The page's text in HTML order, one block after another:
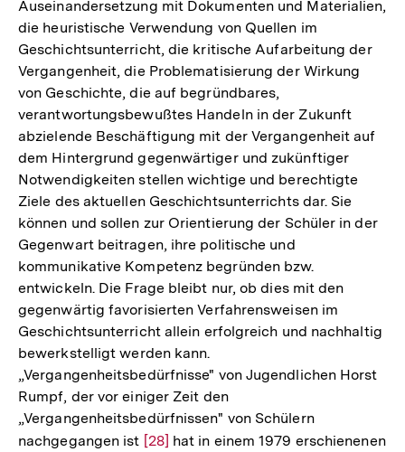
Auseinandersetzung mit Dokumenten und Materialien,
die heuristische Verwendung von Quellen im
Geschichtsunterricht, die kritische Aufarbeitung der
Vergangenheit, die Problematisierung der Wirkung
von Geschichte, die auf begründbares,
verantwortungsbewußtes Handeln in der Zukunft
abzielende Beschäftigung mit der Vergangenheit auf
dem Hintergrund gegenwärtiger und zukünftiger
Notwendigkeiten stellen wichtige und berechtigte
Ziele des aktuellen Geschichtsunterrichts dar. Sie
können und sollen zur Orientierung der Schüler in der
Gegenwart beitragen, ihre politische und
kommunikative Kompetenz begründen bzw.
entwickeln. Die Frage bleibt nur, ob dies mit den
gegenwärtig favorisierten Verfahrensweisen im
Geschichtsunterricht allein erfolgreich und nachhaltig
bewerkstelligt werden kann.
„Vergangenheitsbedürfnisse" von Jugendlichen Horst
Rumpf, der vor einiger Zeit den
„Vergangenheitsbedürfnissen" von Schülern
nachgegangen ist Zur
[28] hat in einem 1979 erschienenen